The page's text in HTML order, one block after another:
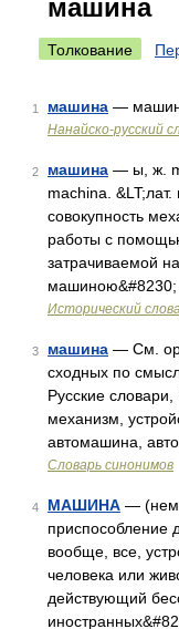
машина
Толкование
1 машина —
Нанайско-русский
2 машина — ы, ж.
machina.
совокупность
работы с
затрачиваемой
машиною&#8230;
Исторический
3 машина — См.
сходных по
Русские
механизм,
автомашина,
Словарь синонимов
4 МАШИНА —
приспособление
вообще, все,
человека или
действующий